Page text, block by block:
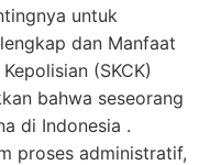
untuk
dan Manfaat
(SKCK)
bahwa seseorang
di Indonesia .
proses administratif,